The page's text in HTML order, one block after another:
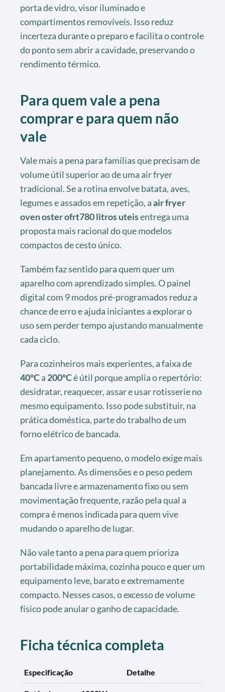
porta de vidro, visor iluminado e
compartimentos removíveis. Isso reduz
incerteza durante o preparo e facilita o controle
do ponto sem abrir a cavidade, preservando o
rendimento térmico.
Para quem vale a pena
comprar e para quem não
vale
Vale mais a pena para famílias que precisam de
volume útil superior ao de uma air fryer
tradicional. Se a rotina envolve batata, aves,
legumes e assados em repetição, aair fryer
oven oster ofrt780 litros uteisentrega uma
proposta mais racional do que modelos
compactos de cesto único.
Também faz sentido para quem quer um
aparelho com aprendizado simples. O painel
digital com 9 modos pré-programados reduz a
chance de erro e ajuda iniciantes a explorar o
uso sem perder tempo ajustando manualmente
cada ciclo.
Para cozinheiros mais experientes, a faixa de
40°Ca 200°Cé útil porque amplia o repertório:
desidratar, reaquecer, assar e usar rotisserie no
mesmo equipamento. Isso pode substituir, na
prática doméstica, parte do trabalho de um
forno elétrico de bancada.
Em apartamento pequeno, o modelo exige mais
planejamento. As dimensões e o peso pedem
bancada livre e armazenamento fixo ou sem
movimentação frequente, razão pela qual a
compra é menos indicada para quem vive
mudando o aparelho de lugar.
Não vale tanto a pena para quem prioriza
portabilidade máxima, cozinha pouco e quer um
equipamento leve, barato e extremamente
compacto. Nesses casos, o excesso de volume
físico pode anular o ganho de capacidade.
Ficha técnica completa
Especificação Detalhe